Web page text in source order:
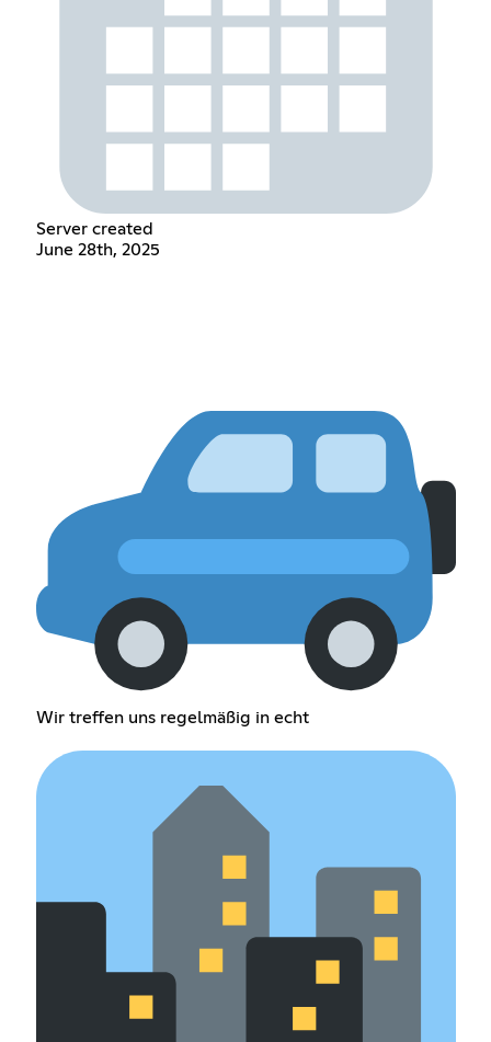
Server created
June 28th, 2025
Wir treffen uns regelmäßig in echt